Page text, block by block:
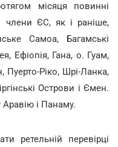
місяця повинні
члени ЄС, як і раніше,
Самоа, Багамські
Ефіопія, Гана, о. Гуам,
Пуерто-Ріко, Шрі-Ланка,
Острови і Ємен.
Аравію і Панаму.
ретельній перевірці